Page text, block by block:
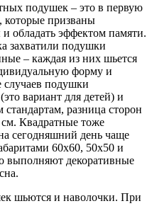
подушек – это в первую
которые призваны
обладать эффектом памяти.
захватили подушки
– каждая из них шьется
форму и
случаев подушки
вариант для детей) и
разница сторон
Квадратные тоже
сегодняшний день чаще
60х60, 50х50 и
выполняют декоративные
шьются и наволочки. При